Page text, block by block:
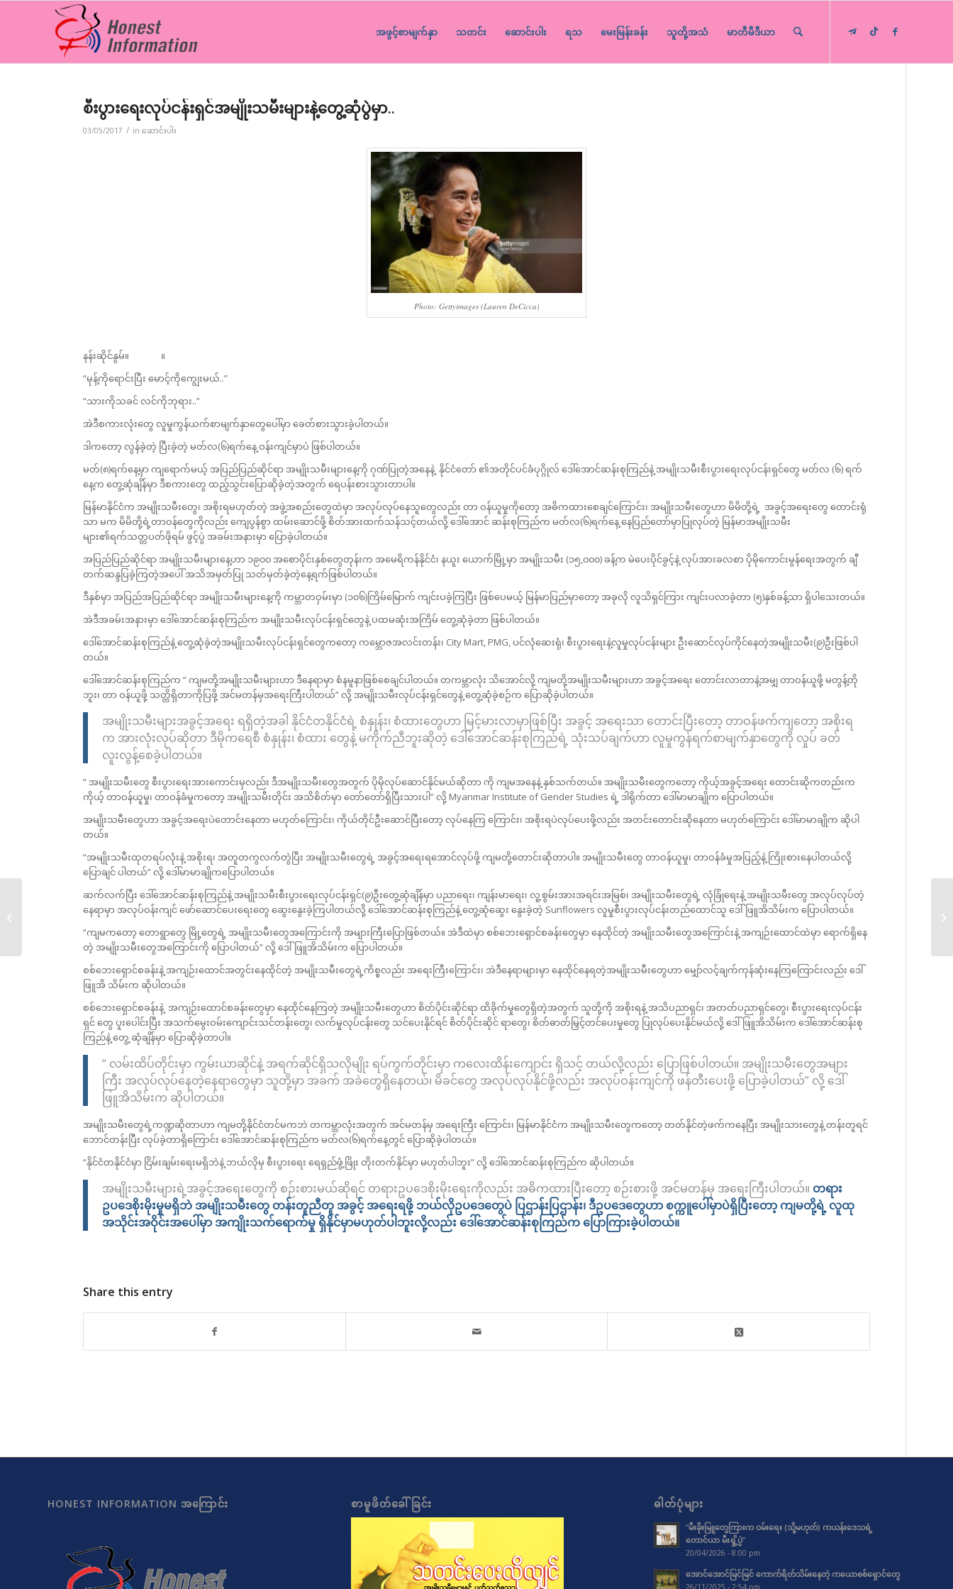
အဖွင့်စာမျက်နှာ သတင်း ဆောင်းပါး ရသ မေးမြန်းခန်း သူတို့အသံ မာတီမီဒီယာ
စီးပွားရေးလုပ်ငန်းရှင်အမျိုးသမီးများနဲ့တွေ့ဆုံပွဲမှာ..
03/05/2017 / in ဆောင်းပါး
Photo: Gettyimages (Lauren DeCicca)
နန်းဆိုင်နွမ်။ ။
“မုန့်ကိုရောင်းပြီး မောင့်ကိုကျွေးမယ်..”
“သားကိုသခင် လင်ကိုဘုရား..”
အဲဒီစကားလုံးတွေ လူမှုကွန်ယက်စာမျက်နှာတွေပေါ်မှာ ခေတ်စားသွားခဲ့ပါတယ်။
ဒါကတော့ လွန်ခဲ့တဲ့ ပြီးခဲ့တဲ့ မတ်လ(၆)ရက်နေ့ ဝန်းကျင်မှာပဲ ဖြစ်ပါတယ်။
မတ်(၈)ရက်နေ့မှာ ကျရောက်မယ့် အပြည်ပြည်ဆိုင်ရာ အမျိုးသမီးများနေ့ကို ဂုဏ်ပြုတဲ့အနေနဲ့ နိုင်ငံတော် ၏အတိုင်ပင်ခံပုဂ္ဂိုလ် ဒေါ်အောင်ဆန်းစုကြည်နဲ့ အမျိုးသမီးစီးပွားရေးလုပ်ငန်းရှင်တွေ မတ်လ (၆) ရက်
နေ့က တွေ့ဆုံချိန်မှာ ဒီစကားတွေ ထည့်သွင်းပြောဆိုခဲ့တဲ့အတွက် ရေပန်းစားသွားတာပါ။
မြန်မာနိုင်ငံက အမျိုးသမီးတွေ၊ အစိုးရမဟုတ်တဲ့ အဖွဲ့အစည်းတွေထဲမှာ အလုပ်လုပ်နေသူတွေလည်း တာ ဝန်ယူမှုကိုတော့ အဓိကထားစေချင်ကြောင်း၊ အမျိုးသမီးတွေဟာ မိမိတို့ရဲ့ အခွင့်အရေးတွေ တောင်းရုံ
သာ မက မိမိတို့ရဲ့တာဝန်တွေကိုလည်း ကျေပွန်စွာ ထမ်းဆောင်ဖို့ စိတ်အားထက်သန်သင့်တယ်လို့ ဒေါ်အောင် ဆန်းစုကြည်က မတ်လ(၆)ရက်နေ့ နေပြည်တော်မှာပြုလုပ်တဲ့ မြန်မာအမျိုးသမီး
များ၏ရက်သတ္တပတ်ဖိုရမ် ဖွင့်ပွဲ အခမ်းအနားမှာ ပြောခဲ့ပါတယ်။
အပြည်ပြည်ဆိုင်ရာ အမျိုးသမီးများနေ့ဟာ ၁၉၀၀ အစောပိုင်းနှစ်တွေတုန်းက အမေရိကန်နိုင်ငံ၊ နယူး ယောက်မြို့မှာ အမျိုးသမီး (၁၅,၀၀၀) ခန့်က မဲပေးပိုင်ခွင့်နဲ့ လုပ်အားခလစာ ပိုမိုကောင်းမွန်ရေးအတွက် ချီ
တက်ဆန္ဒပြခဲ့ကြတဲ့အပေါ် အသိအမှတ်ပြု သတ်မှတ်ခဲ့တဲ့နေ့ရက်ဖြစ်ပါတယ်။
ဒီနှစ်မှာ အပြည်အပြည်ဆိုင်ရာ အမျိုးသမီးများနေ့ကို ကမ္ဘာတဝှမ်းမှာ (၁၀၆)ကြိမ်မြောက် ကျင်းပခဲ့ကြပြီး ဖြစ်ပေမယ့် မြန်မာပြည်မှာတော့ အခုလို လူသိရှင်ကြား ကျင်းပလာခဲ့တာ (၅)နှစ်ခန့်သာ ရှိပါသေးတယ်။
အဲဒီအခမ်းအနားမှာ ဒေါ်အောင်ဆန်းစုကြည်က အမျိုးသမီးလုပ်ငန်းရှင်တွေနဲ့ ပထမဆုံးအကြိမ် တွေ့ဆုံခဲ့တာ ဖြစ်ပါတယ်။
ဒေါ်အောင်ဆန်းစုကြည်နဲ့ တွေ့ဆုံခဲ့တဲ့အမျိုးသမီးလုပ်ငန်းရှင်တွေကတော့ ကမ္ဘောဇအလင်းတန်း၊ City Mart, PMG, ပင်လုံဆေးရုံ၊ စီးပွားရေးနဲ့လူမှုလုပ်ငန်းများ ဦးဆောင်လုပ်ကိုင်နေတဲ့အမျိုးသမီး(၉)ဦးဖြစ်ပါ
တယ်။
ဒေါ်အောင်ဆန်းစုကြည်က “ ကျမတို့အမျိုးသမီးများဟာ ဒီနေရာမှာ စံနမူနာဖြစ်စေချင်ပါတယ်။ တကမ္ဘာလုံး သိအောင်လို့ ကျမတို့အမျိုးသမီးများဟာ အခွင့်အရေး တောင်းလာတာနဲ့အမျှ တာဝန်ယူဖို့ မတွန့်တို
ဘူး၊ တာ ဝန်ယူဖို့ သတ္တိရှိတာကိုပြဖို့ အင်မတန်မှအရေးကြီးပါတယ်” လို့ အမျိုးသမီးလုပ်ငန်းရှင်တွေနဲ့ တွေ့ဆုံခဲ့စဉ်က ပြောဆိုခဲ့ပါတယ်။
အမျိုးသမီးများအခွင့်အရေး ရရှိတဲ့အခါ နိုင်ငံတနိုင်ငံရဲ့ စံနှုန်း၊ စံထားတွေဟာ မြင့်မားလာမှာဖြစ်ပြီး အခွင့် အရေးသာ တောင်းပြီးတော့ တာဝန်ဖက်ကျတော့ အစိုးရ
က အားလုံးလုပ်ဆိုတာ ဒီမိုကရေစီ စံနှုန်း၊ စံထား တွေနဲ့ မကိုက်ညီဘူးဆိုတဲ့ ဒေါ်အောင်ဆန်းစုကြည်ရဲ့ သုံးသပ်ချက်ဟာ လူမှုကွန်ရက်စာမျက်နှာတွေကို လှုပ် ခတ်
လူးလွန့်စေခဲ့ပါတယ်။
“ အမျိုးသမီးတွေ စီးပွားရေးအားကောင်းမှလည်း ဒီအမျိုးသမီးတွေအတွက် ပိုမိုလုပ်ဆောင်နိုင်မယ်ဆိုတာ ကို ကျမအနေနဲ့ နှစ်သက်တယ်။ အမျိုးသမီးတွေကတော့ ကိုယ့်အခွင့်အရေး တောင်းဆိုကတည်းက
ကိုယ့် တာဝန်ယူမှု၊ တာဝန်ခံမှုကတော့ အမျိုးသမီးတိုင်း အသိစိတ်မှာ တော်တော်ရှိပြီးသားပါ” လို့ Myanmar Institute of Gender Studies ရဲ့ ဒါရိုက်တာ ဒေါ်မာမာချိုက ပြောပါတယ်။
အမျိုးသမီးတွေဟာ အခွင့်အရေးပဲတောင်းနေတာ မဟုတ်ကြောင်း၊ ကိုယ်တိုင်ဦးဆောင်ပြီးတော့ လုပ်နေကြ ကြောင်း၊ အစိုးရပဲလုပ်ပေးဖို့လည်း အတင်းတောင်းဆိုနေတာ မဟုတ်ကြောင်း ဒေါ်မာမာချိုက ဆိုပါ
တယ်။
“အမျိုးသမီးထုတရပ်လုံးနဲ့ အစိုးရ၊ အတူတကွလက်တွဲပြီး အမျိုးသမီးတွေရဲ့ အခွင့်အရေးရအောင်လုပ်ဖို့ ကျမတို့တောင်းဆိုတာပါ။ အမျိုးသမီးတွေ တာဝန်ယူမှု၊ တာဝန်ခံမှုအပြည့်နဲ့ ကြိုးစားနေပါတယ်လို့
ပြောချင် ပါတယ်” လို့ ဒေါ်မာမာချိုကပြောပါတယ်။
ဆက်လက်ပြီး ဒေါ်အောင်ဆန်းစုကြည်နဲ့ အမျိုးသမီးစီးပွားရေးလုပ်ငန်းရှင်(၉)ဦးတွေ့ဆုံချိန်မှာ ပညာရေး၊ ကျန်းမာရေး၊ လူ့စွမ်းအားအရင်းအမြစ်၊ အမျိုးသမီးတွေရဲ့ လုံခြုံရေးနဲ့ အမျိုးသမီးတွေ အလုပ်လုပ်တဲ့
နေရာမှာ အလုပ်ဝန်းကျင် ဖော်ဆောင်ပေးရေးတွေ ဆွေးနွေးခဲ့ကြပါတယ်လို့ ဒေါ်အောင်ဆန်းစုကြည်နဲ့ တွေ့ဆုံဆွေး နွေးခဲ့တဲ့ Sunflowers လူမှုစီးပွားလုပ်ငန်းတည်ထောင်သူ ဒေါ်ဖြူအိသိမ်းက ပြောပါတယ်။
“ကျမကတော့ တောရွာတွေ မြို့တွေရဲ့ အမျိုးသမီးတွေအကြောင်းကို အများကြီးပြောဖြစ်တယ်။ အဲဒီထဲမှာ စစ်ဘေးရှောင်စခန်းတွေမှာ နေထိုင်တဲ့ အမျိုးသမီးတွေအကြောင်းနဲ့ အကျဉ်းထောင်ထဲမှာ ရောက်ရှိနေ
တဲ့ အမျိုးသမီးတွေအကြောင်းကို ပြောပါတယ်” လို့ ဒေါ်ဖြူအိသိမ်းက ပြောပါတယ်။
စစ်ဘေးရှောင်စခန်းနဲ့ အကျဉ်းထောင်အတွင်းနေထိုင်တဲ့ အမျိုးသမီးတွေရဲ့ကိစ္စလည်း အရေးကြီးကြောင်း၊ အဲဒီနေရာများမှာ နေထိုင်နေရတဲ့အမျိုးသမီးတွေဟာ မျှော်လင့်ချက်ကုန်ဆုံးနေကြကြောင်းလည်း ဒေါ်
ဖြူအိ သိမ်းက ဆိုပါတယ်။
စစ်ဘေးရှောင်စခန်းနဲ့ အကျဉ်းထောင်စခန်းတွေမှာ နေထိုင်နေကြတဲ့ အမျိုးသမီးတွေဟာ စိတ်ပိုင်းဆိုင်ရာ ထိခိုက်မှုတွေရှိတဲ့အတွက် သူတို့ကို အစိုးရနဲ့ အသိပညာရှင်၊ အတတ်ပညာရှင်တွေ၊ စီးပွားရေးလုပ်ငန်း
ရှင် တွေ ပူးပေါင်းပြီး အသက်မွေးဝမ်းကျောင်းသင်တန်းတွေ၊ လက်မှုလုပ်ငန်းတွေ သင်ပေးနိုင်ရင် စိတ်ပိုင်းဆိုင် ရာတွေ၊ စိတ်ဓာတ်မြှင့်တင်ပေးမှုတွေ ပြုလုပ်ပေးနိုင်မယ်လို့ ဒေါ်ဖြူအိသိမ်းက ဒေါ်အောင်ဆန်းစု
ကြည်နဲ့ တွေ့ ဆုံချိန်မှာ ပြောဆိုခဲ့တာပါ။
“ လမ်းထိပ်တိုင်းမှာ ကွမ်းယာဆိုင်နဲ့ အရက်ဆိုင်ရှိသလိုမျိုး ရပ်ကွက်တိုင်းမှာ ကလေးထိန်းကျောင်း ရှိသင့် တယ်လို့လည်း ပြောဖြစ်ပါတယ်။ အမျိုးသမီးတွေအများ
ကြီး အလုပ်လုပ်နေတဲ့နေရာတွေမှာ သူတို့မှာ အခက် အခဲတွေရှိနေတယ်၊ မိခင်တွေ အလုပ်လုပ်နိုင်ဖို့လည်း အလုပ်ဝန်းကျင်ကို ဖန်တီးပေးဖို့ ပြောခဲ့ပါတယ်” လို့ ဒေါ်
ဖြူအိသိမ်းက ဆိုပါတယ်။
အမျိုးသမီးတွေရဲ့ကဏ္ဍဆိုတာဟာ ကျမတို့နိုင်ငံတင်မကဘဲ တကမ္ဘာလုံးအတွက် အင်မတန်မှ အရေးကြီး ကြောင်း၊ မြန်မာနိုင်ငံက အမျိုးသမီးတွေကတော့ တတ်နိုင်တဲ့ဖက်ကနေပြီး အမျိုးသားတွေနဲ့ တန်းတူရင်
ဘောင်တန်းပြီး လုပ်ခဲ့တာရှိကြောင်း ဒေါ်အောင်ဆန်းစုကြည်က မတ်လ(၆)ရက်နေ့တွင် ပြောဆိုခဲ့ပါတယ်။
“နိုင်ငံတနိုင်ငံမှာ ငြိမ်းချမ်းရေးမရှိဘဲနဲ့ ဘယ်လိုမှ စီးပွားရေး ရေရှည်ဖွံ့ဖြိုး တိုးတက်နိုင်မှာ မဟုတ်ပါဘူး” လို့ ဒေါ်အောင်ဆန်းစုကြည်က ဆိုပါတယ်။
အမျိုးသမီးများရဲ့အခွင့်အရေးတွေကို စဉ်းစားမယ်ဆိုရင် တရားဥပဒေစိုးမိုးရေးကိုလည်း အဓိကထားပြီးတော့ စဉ်းစားဖို့ အင်မတန်မှ အရေးကြီးပါတယ်။ တရား
ဥပဒေစိုးမိုးမှုမရှိဘဲ အမျိုးသမီးတွေ တန်းတူညီတူ အခွင့် အရေးရဖို့ ဘယ်လိုဥပဒေတွေပဲ ပြဌာန်းပြဌာန်း၊ ဒီဥပဒေတွေဟာ စက္ကူပေါ်မှာပဲရှိပြီးတော့ ကျမတို့ရဲ့ လူထု
အသိုင်းအဝိုင်းအပေါ်မှာ အကျိုးသက်ရောက်မှု ရှိနိုင်မှာမဟုတ်ပါဘူးလို့လည်းဒေါ်အောင်ဆန်းစုကြည်ကပြောကြားခဲ့ပါတယ်။
Share this entry
HONEST INFORMATION အကြောင်း စာမူဖိတ်ခေါ်ခြင်း ဓါတ်ပုံများ
“မီးခိုးမြူတွေကြားက ဝမ်းရေး (သို့မဟုတ်) ကယန်းဒေသရဲ့
တောင်ယာ မီးရှို့ပွဲ”
20/04/2026 - 8:00 pm
အောင်အောင်မြင်မြင် ကောက်ရိတ်သိမ်းနေတဲ့ ကယောစစ်ရှောင်တွေ
26/11/2025 - 2:54 pm
အလုပ်သမများအပေါ်လိင်စော်ကားမှု
တ